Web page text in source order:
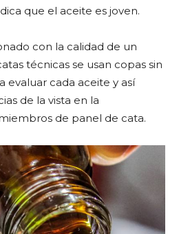
que el aceite es joven.
con la calidad de un
técnicas se usan copas sin
evaluar cada aceite y así
de la vista en la
de panel de cata.